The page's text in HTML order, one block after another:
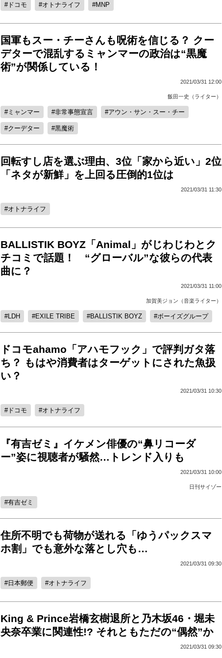
ドコモ オトナライフ MNP
国軍もスー・チーさんも呪術を信じる？ クー
デターで混乱するミャンマーの政治は“黒魔
術”が関係している！
2021/03/31 12:00
飯田一史（ライター）
ミャンマー 非常事態宣言 アウン・サン・スー・チー
クーデター 黒魔術
回転すし店を選ぶ理由、3位「家から近い」2位
「ネタが新鮮」を上回る圧倒的1位は
2021/03/31 11:30
オトナライフ
BALLISTIK BOYZ「Animal」がじわじわとク
チコミで話題！ “グローバル”な彼らの代表
曲に？
2021/03/31 11:00
加賀美ジョン（音楽ライター）
LDH EXILE TRIBE BALLISTIK BOYZ ボーイズグループ
ドコモahamo「アハモフック」で評判ガタ落
ち？ もはや消費者はターゲットにされた魚扱
い？
2021/03/31 10:30
ドコモ オトナライフ
『有吉ゼミ』イケメン俳優の“鼻リコーダ
ー”姿に視聴者が騒然…トレンド入りも
2021/03/31 10:00
日刊サイゾー
有吉ゼミ
住所不明でも荷物が送れる「ゆうパックスマ
ホ割」でも意外な落とし穴も…
2021/03/31 09:30
日本郵便 オトナライフ
King & Prince岩橋玄樹退所と乃木坂46・堀未
央奈卒業に関連性!? それともただの“偶然”か
2021/03/31 09:30